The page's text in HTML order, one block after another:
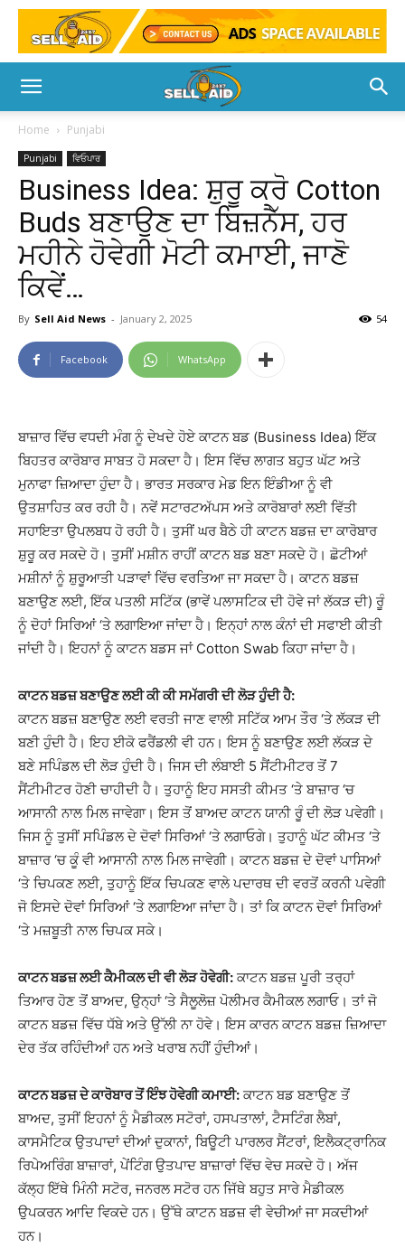
Home Punjabi
Punjabi ਵਿਓਪਾਰ
Business Idea: ਸ਼ੁਰੂ ਕਰੋ Cotton
Buds ਬਣਾਉਣ ਦਾ ਬਿਜ਼ਨੈੱਸ, ਹਰ
ਮਹੀਨੇ ਹੋਵੇਗੀ ਮੋਟੀ ਕਮਾਈ, ਜਾਣੋ
ਕਿਵੇਂ…
By Sell Aid News - January 2, 2025 54
Facebook WhatsApp
ਬਾਜ਼ਾਰ ਵਿੱਚ ਵਧਦੀ ਮੰਗ ਨੂੰ ਦੇਖਦੇ ਹੋਏ ਕਾਟਨ ਬਡ (Business Idea) ਇੱਕ
ਬਿਹਤਰ ਕਾਰੋਬਾਰ ਸਾਬਤ ਹੋ ਸਕਦਾ ਹੈ। ਇਸ ਵਿੱਚ ਲਾਗਤ ਬਹੁਤ ਘੱਟ ਅਤੇ
ਮੁਨਾਫਾ ਜ਼ਿਆਦਾ ਹੁੰਦਾ ਹੈ। ਭਾਰਤ ਸਰਕਾਰ ਮੇਡ ਇਨ ਇੰਡੀਆ ਨੂੰ ਵੀ
ਉਤਸ਼ਾਹਿਤ ਕਰ ਰਹੀ ਹੈ। ਨਵੇਂ ਸਟਾਰਟਅੱਪਸ ਅਤੇ ਕਾਰੋਬਾਰਾਂ ਲਈ ਵਿੱਤੀ
ਸਹਾਇਤਾ ਉਪਲਬਧ ਹੋ ਰਹੀ ਹੈ। ਤੁਸੀਂ ਘਰ ਬੈਠੇ ਹੀ ਕਾਟਨ ਬਡਜ਼ ਦਾ ਕਾਰੋਬਾਰ
ਸ਼ੁਰੂ ਕਰ ਸਕਦੇ ਹੋ। ਤੁਸੀਂ ਮਸ਼ੀਨ ਰਾਹੀਂ ਕਾਟਨ ਬਡ ਬਣਾ ਸਕਦੇ ਹੋ। ਛੋਟੀਆਂ
ਮਸ਼ੀਨਾਂ ਨੂੰ ਸ਼ੁਰੂਆਤੀ ਪੜਾਵਾਂ ਵਿੱਚ ਵਰਤਿਆ ਜਾ ਸਕਦਾ ਹੈ। ਕਾਟਨ ਬਡਜ਼
ਬਣਾਉਣ ਲਈ, ਇੱਕ ਪਤਲੀ ਸਟਿੱਕ (ਭਾਵੇਂ ਪਲਾਸਟਿਕ ਦੀ ਹੋਵੇ ਜਾਂ ਲੱਕੜ ਦੀ) ਰੂੰ
ਨੂੰ ਦੋਹਾਂ ਸਿਰਿਆਂ ‘ਤੇ ਲਗਾਇਆ ਜਾਂਦਾ ਹੈ। ਇਨ੍ਹਾਂ ਨਾਲ ਕੰਨਾਂ ਦੀ ਸਫਾਈ ਕੀਤੀ
ਜਾਂਦੀ ਹੈ। ਇਹਨਾਂ ਨੂੰ ਕਾਟਨ ਬਡਸ ਜਾਂ Cotton Swab ਕਿਹਾ ਜਾਂਦਾ ਹੈ।
ਕਾਟਨ ਬਡਜ਼ ਬਣਾਉਣ ਲਈ ਕੀ ਕੀ ਸਮੱਗਰੀ ਦੀ ਲੋੜ ਹੁੰਦੀ ਹੈ:
ਕਾਟਨ ਬਡਜ਼ ਬਣਾਉਣ ਲਈ ਵਰਤੀ ਜਾਣ ਵਾਲੀ ਸਟਿੱਕ ਆਮ ਤੌਰ ‘ਤੇ ਲੱਕੜ ਦੀ
ਬਣੀ ਹੁੰਦੀ ਹੈ। ਇਹ ਈਕੋ ਫਰੈਂਡਲੀ ਵੀ ਹਨ। ਇਸ ਨੂੰ ਬਣਾਉਣ ਲਈ ਲੱਕੜ ਦੇ
ਬਣੇ ਸਪਿੰਡਲ ਦੀ ਲੋੜ ਹੁੰਦੀ ਹੈ। ਜਿਸ ਦੀ ਲੰਬਾਈ 5 ਸੈਂਟੀਮੀਟਰ ਤੋਂ 7
ਸੈਂਟੀਮੀਟਰ ਹੋਣੀ ਚਾਹੀਦੀ ਹੈ। ਤੁਹਾਨੂੰ ਇਹ ਸਸਤੀ ਕੀਮਤ ‘ਤੇ ਬਾਜ਼ਾਰ ‘ਚ
ਆਸਾਨੀ ਨਾਲ ਮਿਲ ਜਾਵੇਗਾ। ਇਸ ਤੋਂ ਬਾਅਦ ਕਾਟਨ ਯਾਨੀ ਰੂੰ ਦੀ ਲੋੜ ਪਵੇਗੀ।
ਜਿਸ ਨੂੰ ਤੁਸੀਂ ਸਪਿੰਡਲ ਦੇ ਦੋਵਾਂ ਸਿਰਿਆਂ ‘ਤੇ ਲਗਾਓਗੇ। ਤੁਹਾਨੂੰ ਘੱਟ ਕੀਮਤ ‘ਤੇ
ਬਾਜ਼ਾਰ ‘ਚ ਕੂੰ ਵੀ ਆਸਾਨੀ ਨਾਲ ਮਿਲ ਜਾਵੇਗੀ। ਕਾਟਨ ਬਡਜ਼ ਦੇ ਦੋਵਾਂ ਪਾਸਿਆਂ
‘ਤੇ ਚਿਪਕਣ ਲਈ, ਤੁਹਾਨੂੰ ਇੱਕ ਚਿਪਕਣ ਵਾਲੇ ਪਦਾਰਥ ਦੀ ਵਰਤੋਂ ਕਰਨੀ ਪਵੇਗੀ
ਜੋ ਇਸਦੇ ਦੋਵਾਂ ਸਿਰਿਆਂ ‘ਤੇ ਲਗਾਇਆ ਜਾਂਦਾ ਹੈ। ਤਾਂ ਕਿ ਕਾਟਨ ਦੋਵਾਂ ਸਿਰਿਆਂ
‘ਤੇ ਮਜ਼ਬੂਤੀ ਨਾਲ ਚਿਪਕ ਸਕੇ।
ਕਾਟਨ ਬਡਜ਼ ਲਈ ਕੈਮੀਕਲ ਦੀ ਵੀ ਲੋੜ ਹੋਵੇਗੀ: ਕਾਟਨ ਬਡਜ਼ ਪੂਰੀ ਤਰ੍ਹਾਂ
ਤਿਆਰ ਹੋਣ ਤੋਂ ਬਾਅਦ, ਉਨ੍ਹਾਂ ‘ਤੇ ਸੈਲੂਲੋਜ਼ ਪੋਲੀਮਰ ਕੈਮੀਕਲ ਲਗਾਓ। ਤਾਂ ਜੋ
ਕਾਟਨ ਬਡਜ਼ ਵਿੱਚ ਧੱਬੇ ਅਤੇ ਉੱਲੀ ਨਾ ਹੋਵੇ। ਇਸ ਕਾਰਨ ਕਾਟਨ ਬਡਜ਼ ਜ਼ਿਆਦਾ
ਦੇਰ ਤੱਕ ਰਹਿੰਦੀਆਂ ਹਨ ਅਤੇ ਖਰਾਬ ਨਹੀਂ ਹੁੰਦੀਆਂ।
ਕਾਟਨ ਬਡਜ਼ ਦੇ ਕਾਰੋਬਾਰ ਤੋਂ ਇੰਝ ਹੋਵੇਗੀ ਕਮਾਈ: ਕਾਟਨ ਬਡ ਬਣਾਉਣ ਤੋਂ
ਬਾਅਦ, ਤੁਸੀਂ ਇਹਨਾਂ ਨੂੰ ਮੈਡੀਕਲ ਸਟੋਰਾਂ, ਹਸਪਤਾਲਾਂ, ਟੈਸਟਿੰਗ ਲੈਬਾਂ,
ਕਾਸਮੈਟਿਕ ਉਤਪਾਦਾਂ ਦੀਆਂ ਦੁਕਾਨਾਂ, ਬਿਊਟੀ ਪਾਰਲਰ ਸੈਂਟਰਾਂ, ਇਲੈਕਟ੍ਰਾਨਿਕ
ਰਿਪੇਅਰਿੰਗ ਬਾਜ਼ਾਰਾਂ, ਪੇਂਟਿੰਗ ਉਤਪਾਦ ਬਾਜ਼ਾਰਾਂ ਵਿੱਚ ਵੇਚ ਸਕਦੇ ਹੋ। ਅੱਜ
ਕੱਲ੍ਹ ਇੱਥੇ ਮਿੰਨੀ ਸਟੋਰ, ਜਨਰਲ ਸਟੋਰ ਹਨ ਜਿੱਥੇ ਬਹੁਤ ਸਾਰੇ ਮੈਡੀਕਲ
ਉਪਕਰਨ ਆਦਿ ਵਿਕਦੇ ਹਨ। ਉੱਥੇ ਕਾਟਨ ਬਡਜ਼ ਵੀ ਵੇਚੀਆਂ ਜਾ ਸਕਦੀਆਂ
ਹਨ।